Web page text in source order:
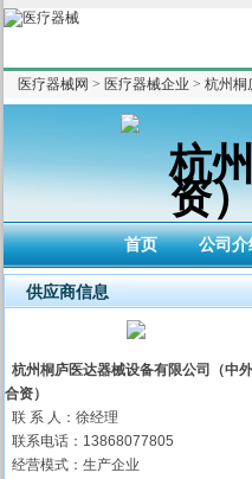
医疗器械网 > 医疗器械企业 > 杭州桐
杭
资
首页 公司介
供应商信息
杭州桐庐医达器械设备有限公司（中外
合资）
联 系 人：徐经理
联系电话：13868077805
经营模式：生产企业